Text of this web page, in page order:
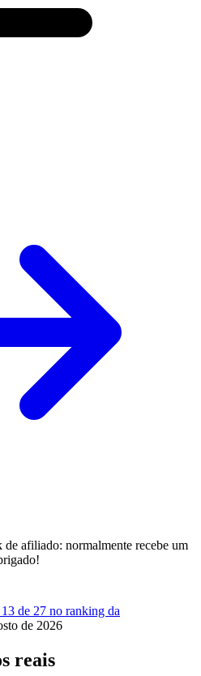
afiliado: normalmente recebe um
de 27 no ranking da
de 2026
reais